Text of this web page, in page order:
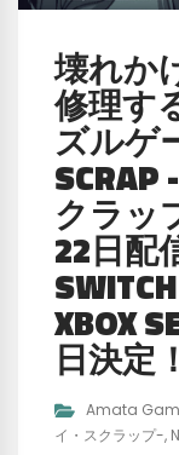
壊れか
修理す
ズルゲ
クラッ
22日配
XBOX
日決定！
Amata
イ・スクラップ-,